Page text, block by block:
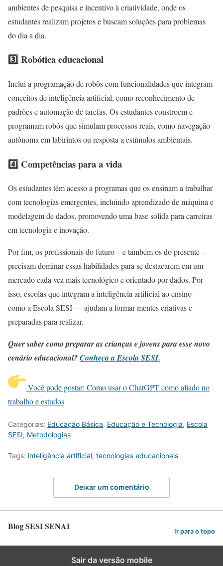
ambientes de pesquisa e incentivo à criatividade, onde os
estudantes realizam projetos e buscam soluções para problemas
do dia a dia.
3️⃣ Robótica educacional
Inclui a programação de robôs com funcionalidades que integram
conceitos de inteligência artificial, como reconhecimento de
padrões e automação de tarefas. Os estudantes constroem e
programam robôs que simulam processos reais, como navegação
autônoma em labirintos ou resposta a estímulos ambientais.
4️⃣ Competências para a vida
Os estudantes têm acesso a programas que os ensinam a trabalhar
com tecnologias emergentes, incluindo aprendizado de máquina e
modelagem de dados, promovendo uma base sólida para carreiras
em tecnologia e inovação.
Por fim, os profissionais do futuro – e também os do presente –
precisam dominar essas habilidades para se destacarem em um
mercado cada vez mais tecnológico e orientado por dados. Por
isso, escolas que integram a inteligência artificial ao ensino —
como a Escola SESI — ajudam a formar mentes criativas e
preparadas para realizar.
Quer saber como preparar as crianças e jovens para esse novo
cenário educacional?Conheça a Escola SESI.
Você pode gostar: Como usar o ChatGPT como aliado no
trabalho e estudos
Categorias: Educação Básica, Educação e Tecnologia, Escola
SESI, Metodologias
Tags: inteligência artificial, tecnologias educacionais
Deixar um comentário
Blog SESI SENAI Ir para o topo
Sair da versão mobile